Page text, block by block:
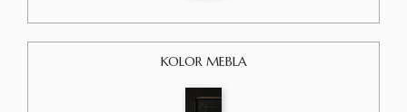
KOLOR MEBLA